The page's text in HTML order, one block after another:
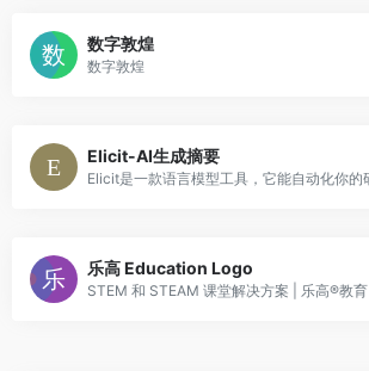
数字敦煌
数字敦煌
Elicit-AI生成摘要
乐高 Education Logo
STEM 和 STEAM 课堂解决方案 | 乐高®教育